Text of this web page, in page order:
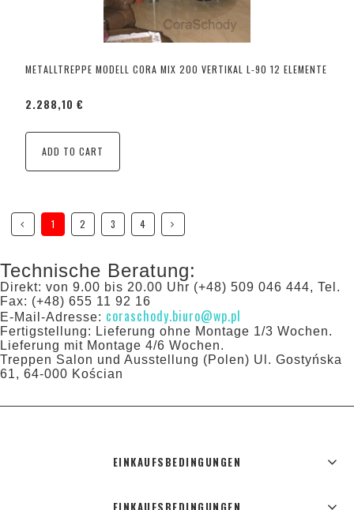
METALLTREPPE MODELL CORA MIX 200 VERTIKAL L-90 12 ELEMENTE
2.288,10 €
ADD TO CART
1 2 3 4
Technische Beratung:
Direkt: von 9.00 bis 20.00 Uhr (+48) 509 046 444, Tel.
Fax: (+48) 655 11 92 16
E-Mail-Adresse: coraschody.biuro@wp.pl
Fertigstellung: Lieferung ohne Montage 1/3 Wochen.
Lieferung mit Montage 4/6 Wochen.
Treppen Salon und Ausstellung (Polen) Ul. Gostyńska
61, 64-000 Kościan
EINKAUFSBEDINGUNGEN
EINKAUFSBEDINGUNGEN